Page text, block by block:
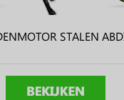
STALEN